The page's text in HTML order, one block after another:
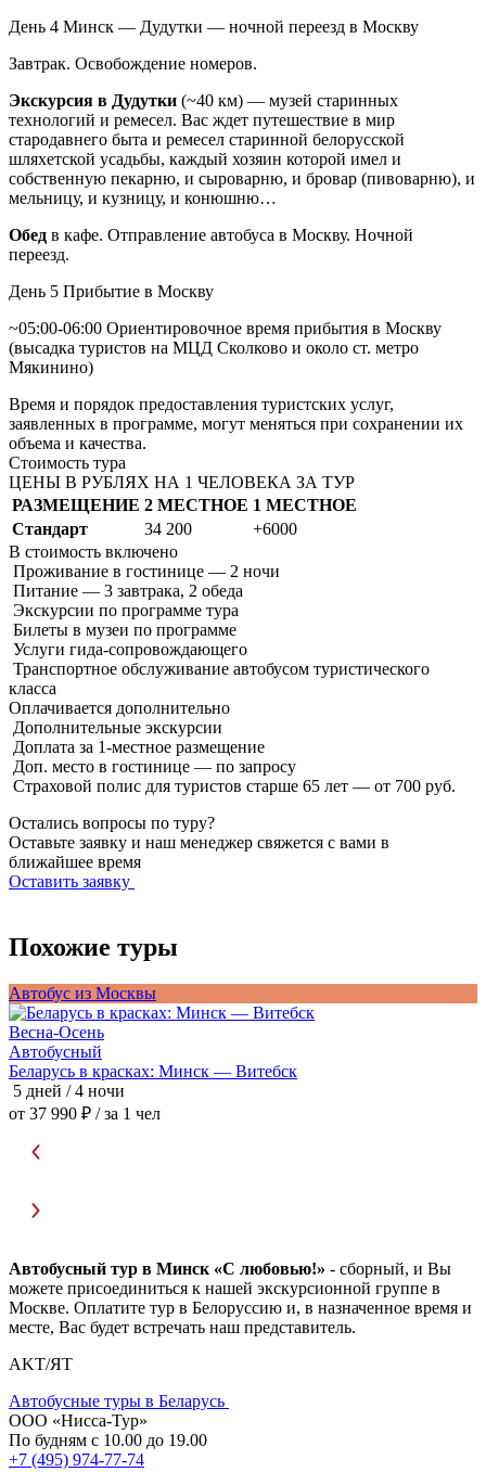
День 4 Минск — Дудутки — ночной переезд в Москву
Завтрак. Освобождение номеров.
Экскурсия в Дудутки (~40 км) — музей старинных
технологий и ремесел. Вас ждет путешествие в мир
стародавнего быта и ремесел старинной белорусской
шляхетской усадьбы, каждый хозяин которой имел и
собственную пекарню, и сыроварню, и бровар (пивоварню), и
мельницу, и кузницу, и конюшню…
Обед в кафе. Отправление автобуса в Москву. Ночной
переезд.
День 5 Прибытие в Москву
~05:00-06:00 Ориентировочное время прибытия в Москву
(высадка туристов на МЦД Сколково и около ст. метро
Мякинино)
Время и порядок предоставления туристских услуг,
заявленных в программе, могут меняться при сохранении их
объема и качества.
Стоимость тура
ЦЕНЫ В РУБЛЯХ НА 1 ЧЕЛОВЕКА ЗА ТУР
РАЗМЕЩЕНИЕ 2 МЕСТНОЕ 1 МЕСТНОЕ
Стандарт
34 200
+6000
В стоимость включено
Проживание в гостинице — 2 ночи
Питание — 3 завтрака, 2 обеда
Экскурсии по программе тура
Билеты в музеи по программе
Услуги гида-сопровождающего
Транспортное обслуживание автобусом туристического
класса
Оплачивается дополнительно
Дополнительные экскурсии
Доплата за 1-местное размещение
Доп. место в гостинице — по запросу
Страховой полис для туристов старше 65 лет — от 700 руб.
Остались вопросы по туру?
Оставьте заявку и наш менеджер свяжется с вами в
ближайшее время
Оставить заявку
Похожие туры
Автобус из Москвы
Весна-Осень
Автобусный
Беларусь в красках: Минск — Витебск
5 дней / 4 ночи
от 37 990 ₽ / за 1 чел
Автобусный тур в Минск «С любовью!» - сборный, и Вы
можете присоединиться к нашей экскурсионной группе в
Москве. Оплатите тур в Белоруссию и, в назначенное время и
месте, Вас будет встречать наш представитель.
AKT/ЯТ
Автобусные туры в Беларусь
ООО «Нисса-Тур»
По будням с 10.00 до 19.00
+7 (495) 974-77-74